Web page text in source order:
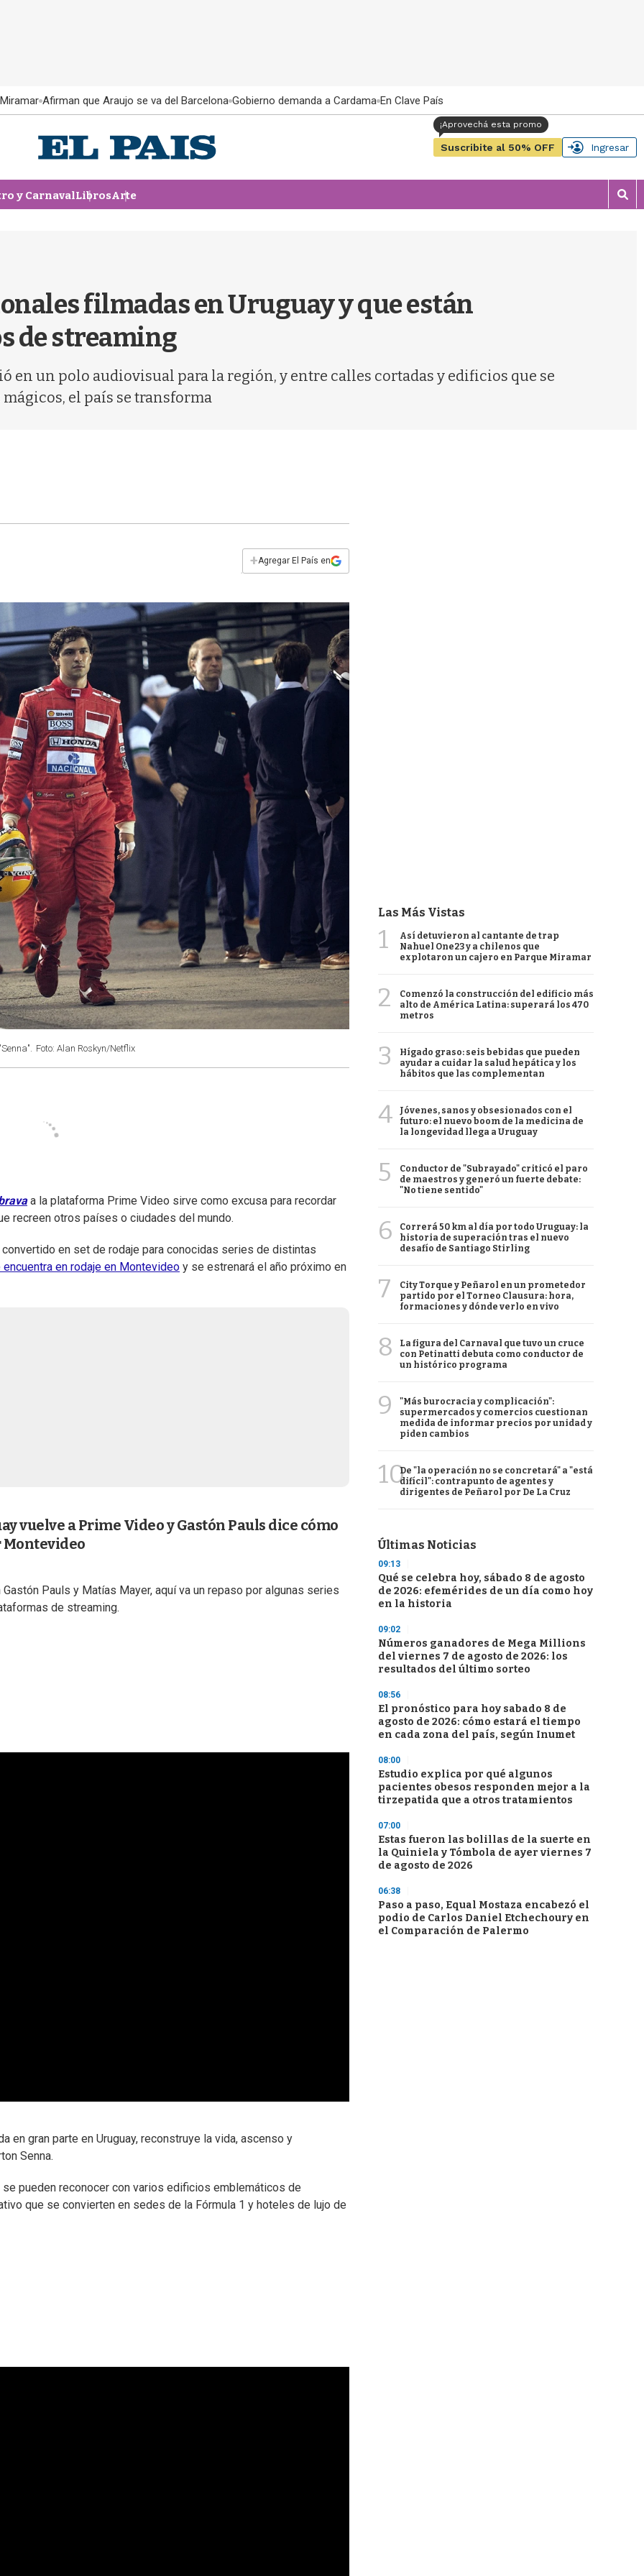
Afirman que Araujo se va del Barcelona Gobierno demanda a Cardama En Clave País
Suscribite al 50% OFF Ingresar
y CarnavalLibrosArte
M
o
filmadas en Uruguay y que están
de streaming
en un polo audiovisual para la región, y entre calles cortadas y edificios que se
el país se transforma
+Agregar El País en
Foto: Alan Roskyn/Netflix
a la plataforma Prime Video sirve como excusa para recordar
recreen otros países o ciudades del mundo.
en set de rodaje para conocidas series de distintas
en rodaje en Montevideo y se estrenará el año próximo en
vuelve a Prime Video y Gastón Pauls dice cómo
Pauls y Matías Mayer, aquí va un repaso por algunas series
de streaming.
gran parte en Uruguay, reconstruye la vida, ascenso y
Senna.
pueden reconocer con varios edificios emblemáticos de
que se convierten en sedes de la Fórmula 1 y hoteles de lujo de
Las Más Vistas
1
Así detuvieron al cantante de trap
Nahuel One23 y a chilenos que
explotaron un cajero en Parque Miramar
2
Comenzó la construcción del edificio más
alto de América Latina: superará los 470
metros
3
Hígado graso: seis bebidas que pueden
ayudar a cuidar la salud hepática y los
hábitos que las complementan
4
Jóvenes, sanos y obsesionados con el
futuro: el nuevo boom de la medicina de
la longevidad llega a Uruguay
5
Conductor de "Subrayado" criticó el paro
de maestros y generó un fuerte debate:
"No tiene sentido"
6
Correrá 50 km al día por todo Uruguay: la
historia de superación tras el nuevo
desafío de Santiago Stirling
7
City Torque y Peñarol en un prometedor
partido por el Torneo Clausura: hora,
formaciones y dónde verlo en vivo
8
La figura del Carnaval que tuvo un cruce
con Petinatti debuta como conductor de
un histórico programa
9
"Más burocracia y complicación":
supermercados y comercios cuestionan
medida de informar precios por unidad y
piden cambios
10De "la operación no se concretará" a "está
difícil": contrapunto de agentes y
dirigentes de Peñarol por De La Cruz
Últimas Noticias
09:13
Qué se celebra hoy, sábado 8 de agosto
de 2026: efemérides de un día como hoy
en la historia
09:02
Números ganadores de Mega Millions
del viernes 7 de agosto de 2026: los
resultados del último sorteo
08:56
El pronóstico para hoy sabado 8 de
agosto de 2026: cómo estará el tiempo
en cada zona del país, según Inumet
08:00
Estudio explica por qué algunos
pacientes obesos responden mejor a la
tirzepatida que a otros tratamientos
07:00
Estas fueron las bolillas de la suerte en
la Quiniela y Tómbola de ayer viernes 7
de agosto de 2026
06:38
Paso a paso, Equal Mostaza encabezó el
podio de Carlos Daniel Etchechoury en
el Comparación de Palermo